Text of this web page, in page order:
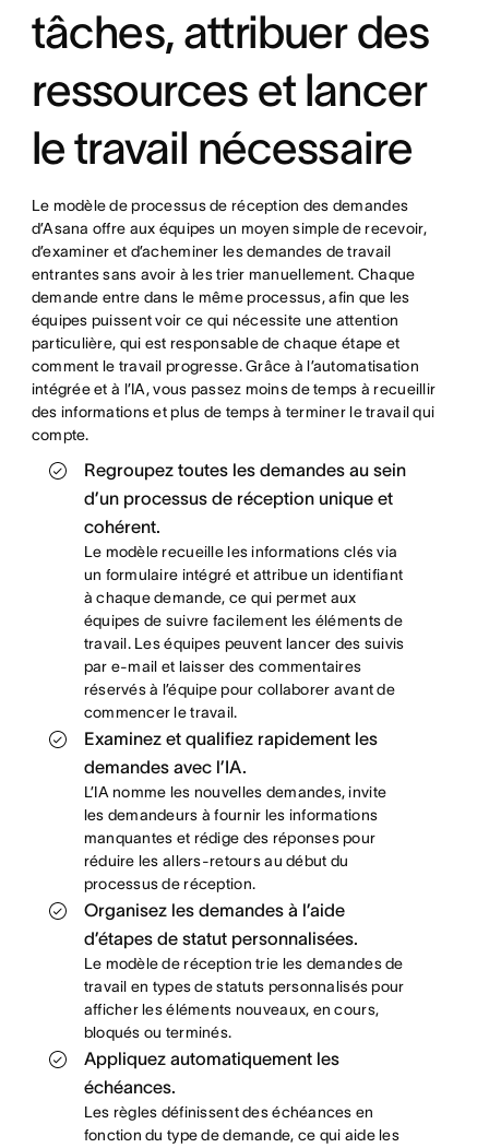
tâches, attribuer des
ressources et lancer
le travail nécessaire
Le modèle de processus de réception des demandes
d’Asana offre aux équipes un moyen simple de recevoir,
d’examiner et d’acheminer les demandes de travail
entrantes sans avoir à les trier manuellement. Chaque
demande entre dans le même processus, afin que les
équipes puissent voir ce qui nécessite une attention
particulière, qui est responsable de chaque étape et
comment le travail progresse. Grâce à l’automatisation
intégrée et à l’IA, vous passez moins de temps à recueillir
des informations et plus de temps à terminer le travail qui
compte.
Regroupez toutes les demandes au sein
d’un processus de réception unique et
cohérent.
Le modèle recueille les informations clés via
un formulaire intégré et attribue un identifiant
à chaque demande, ce qui permet aux
équipes de suivre facilement les éléments de
travail. Les équipes peuvent lancer des suivis
par e-mail et laisser des commentaires
réservés à l’équipe pour collaborer avant de
commencer le travail.
Examinez et qualifiez rapidement les
demandes avec l’IA.
L’IA nomme les nouvelles demandes, invite
les demandeurs à fournir les informations
manquantes et rédige des réponses pour
réduire les allers-retours au début du
processus de réception.
Organisez les demandes à l’aide
d’étapes de statut personnalisées.
Le modèle de réception trie les demandes de
travail en types de statuts personnalisés pour
afficher les éléments nouveaux, en cours,
bloqués ou terminés.
Appliquez automatiquement les
échéances.
Les règles définissent des échéances en
fonction du type de demande, ce qui aide les